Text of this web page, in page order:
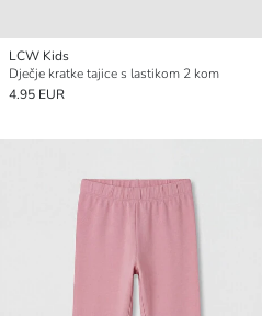
LCW Kids
Dječje kratke tajice s lastikom 2 kom
4.95 EUR